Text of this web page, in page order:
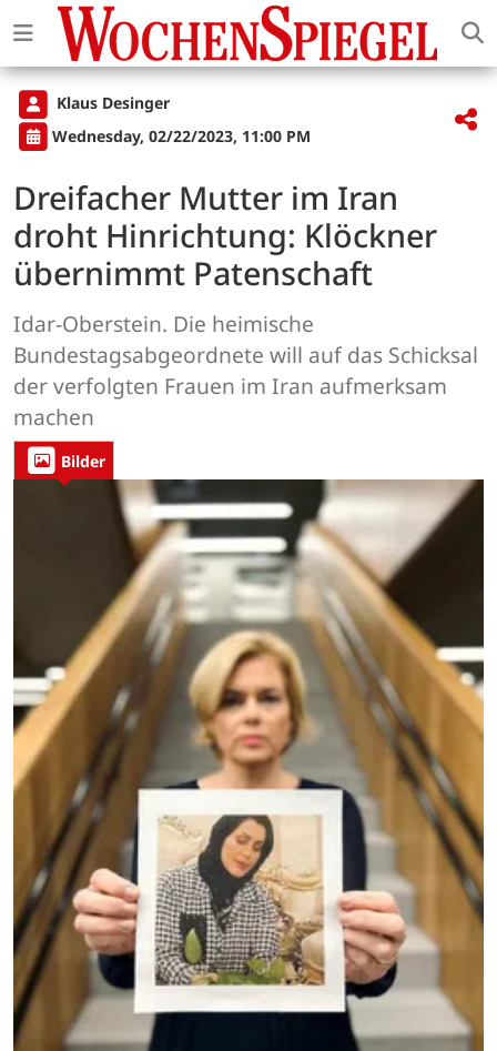
Klaus Desinger
Wednesday, 02/22/2023, 11:00 PM
Dreifacher Mutter im Iran
droht Hinrichtung: Klöckner
übernimmt Patenschaft
Idar-Oberstein. Die heimische
Bundestagsabgeordnete will auf das Schicksal
der verfolgten Frauen im Iran aufmerksam
machen
Bilder